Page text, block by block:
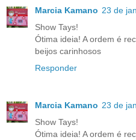
Marcia Kamano 23 de
Show Tays!
Ótima ideia! A ordem é
beijos carinhosos
Responder
Marcia Kamano 23 de
Show Tays!
Ótima ideia! A ordem é